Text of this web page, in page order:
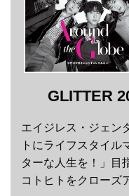
GLITTER
エイジレス・ジェン
トにライフスタイル
ターな人生を！」目
コトヒトをクローズ